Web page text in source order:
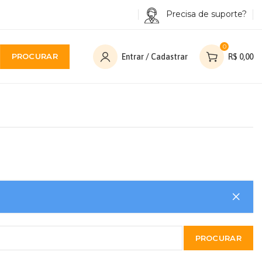
Precisa de suporte?
PROCURAR Entrar / Cadastrar
0
R$ 0,00
PROCURAR